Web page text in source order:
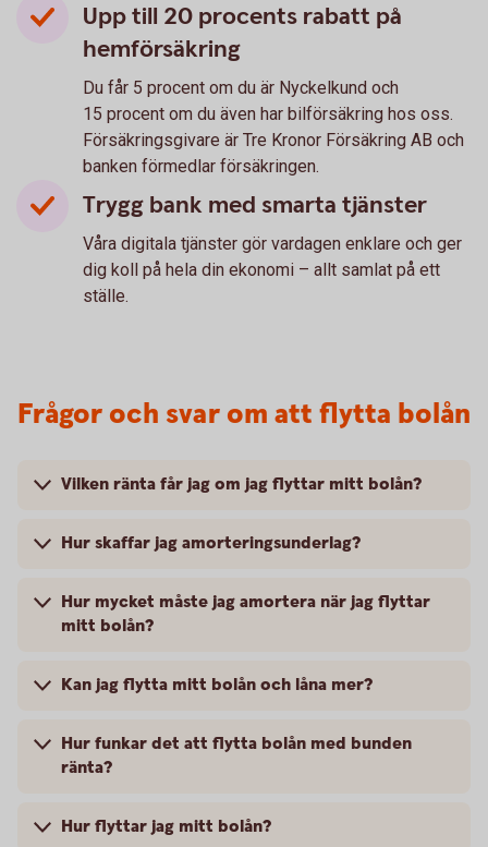
Upp till 20 procents rabatt på
hemförsäkring
Du får 5 procent om du är Nyckelkund och
15 procent om du även har bilförsäkring hos oss.
Försäkringsgivare är Tre Kronor Försäkring AB och
banken förmedlar försäkringen.
Trygg bank med smarta tjänster
Våra digitala tjänster gör vardagen enklare och ger
dig koll på hela din ekonomi – allt samlat på ett
ställe.
Frågor och svar om att flytta bolån
Vilken ränta får jag om jag flyttar mitt bolån?
Hur skaffar jag amorteringsunderlag?
Hur mycket måste jag amortera när jag flyttar
mitt bolån?
Kan jag flytta mitt bolån och låna mer?
Hur funkar det att flytta bolån med bunden
ränta?
Hur flyttar jag mitt bolån?